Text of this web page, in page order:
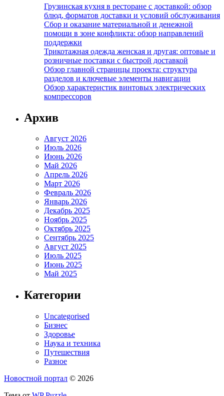
Грузинская кухня в ресторане с доставкой: обзор
блюд, форматов доставки и условий обслуживания
Сбор и оказание материальной и денежной
помощи в зоне конфликта: обзор направлений
поддержки
Трикотажная одежда женская и другая: оптовые и
розничные поставки с быстрой доставкой
Обзор главной страницы проекта: структура
разделов и ключевые элементы навигации
Обзор характеристик винтовых электрических
компрессоров
Архив
Август 2026
Июль 2026
Июнь 2026
Май 2026
Апрель 2026
Март 2026
Февраль 2026
Январь 2026
Декабрь 2025
Ноябрь 2025
Октябрь 2025
Сентябрь 2025
Август 2025
Июль 2025
Июнь 2025
Май 2025
Категории
Uncategorised
Бизнес
Здоровье
Наука и техника
Путешествия
Разное
Новостной портал © 2026